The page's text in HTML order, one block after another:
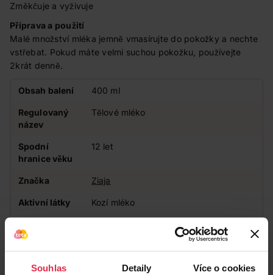
Souhlas Detaily Více o cookies
Změkčuje a vyživuje
Příprava a použití
Malé množství mléka jemně vmasírujte do pokožky a nechte
vstřebat. Pokud máte velmi suchou pokožku, používejte
2krát denně.
Obsah balení 400 ml
Regulovaný
název
Tělové mléko
Spodní
hranice věku
12 let
Značka Ziaja
Aktivní látky Kozí mléko
informace
Bez parabenů, Maximální podíl